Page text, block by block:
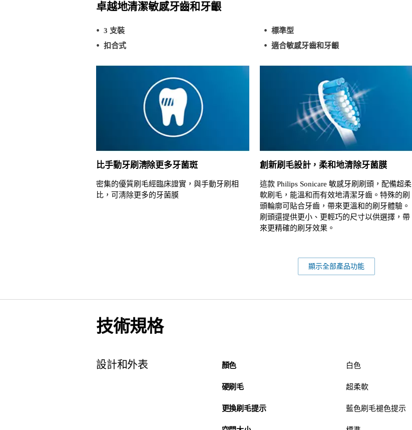
卓越地清潔敏感牙齒和牙齦
3 支裝
標準型
扣合式
適合敏感牙齒和牙齦
比手動牙刷淸除更多牙菌斑
密集的優質刷毛經臨床證實，與手動牙刷相
比，可淸除更多的牙菌膜
創新刷毛設計，柔和地清除牙菌膜
這款 Philips Sonicare 敏感牙刷刷頭，配備超柔
軟刷毛，能溫和而有效地清潔牙齒。特殊的刷
頭輪廓可貼合牙齒，帶來更溫和的刷牙體驗。
刷頭還提供更小、更輕巧的尺寸以供選擇，帶
來更精確的刷牙效果。
顯示全部產品功能
技術規格
設計和外表 顏色 白色
硬刷毛 超柔軟
更換刷毛提示 藍色刷毛褪色提示